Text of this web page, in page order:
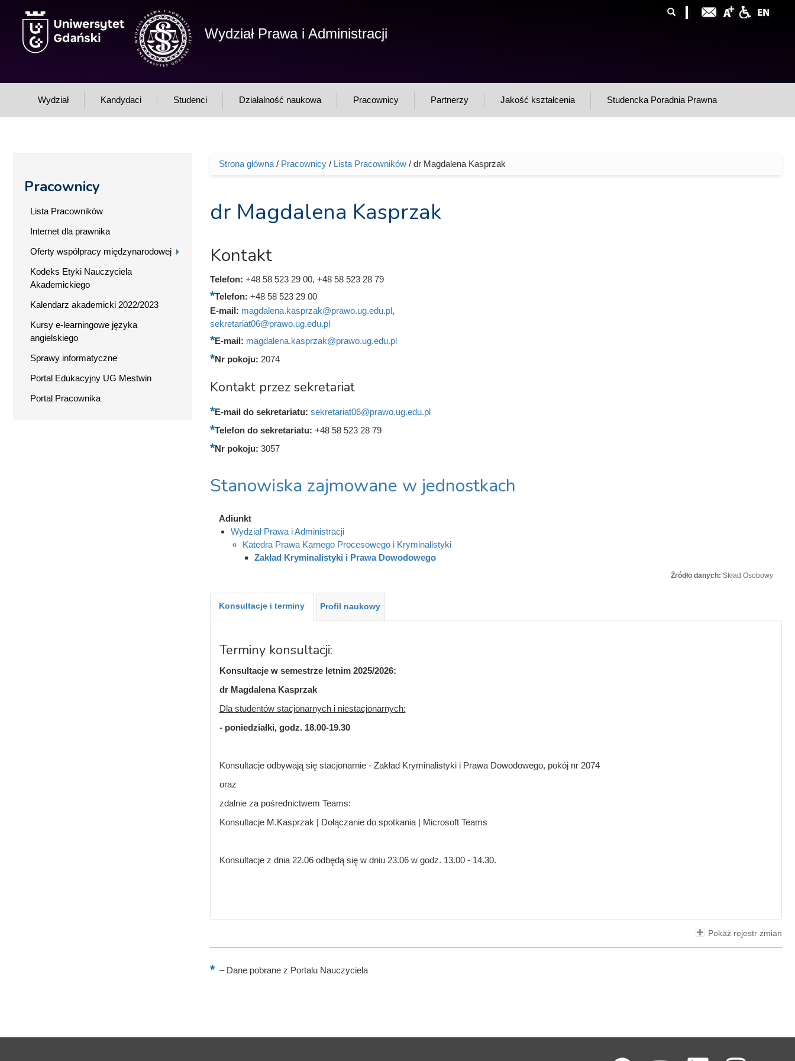
Wydział Prawa i Administracji
Wydział Kandydaci Studenci Działalność naukowa Pracownicy Partnerzy Jakość kształcenia Studencka Poradnia Prawna
Pracownicy
Lista Pracowników
Internet dla prawnika
Oferty współpracy międzynarodowej
Kodeks Etyki Nauczyciela
Akademickiego
Kalendarz akademicki 2022/2023
Kursy e-learningowe języka
angielskiego
Sprawy informatyczne
Portal Edukacyjny UG Mestwin
Portal Pracownika
Jesteś tutaj
Strona główna/ Pracownicy/ Lista Pracowników/ dr Magdalena Kasprzak
dr Magdalena Kasprzak
Kontakt
Telefon: +48 58 523 29 00, +48 58 523 28 79
Telefon: +48 58 523 29 00
E-mail: magdalena.kasprzak@prawo.ug.edu.pl,
sekretariat06@prawo.ug.edu.pl
E-mail: magdalena.kasprzak@prawo.ug.edu.pl
Nr pokoju: 2074
Kontakt przez sekretariat
E-mail do sekretariatu: sekretariat06@prawo.ug.edu.pl
Telefon do sekretariatu: +48 58 523 28 79
Nr pokoju: 3057
Stanowiska zajmowane w jednostkach
Adiunkt
Wydział Prawa i Administracji
Katedra Prawa Karnego Procesowego i Kryminalistyki
Zakład Kryminalistyki i Prawa Dowodowego
Źródło danych: Skład Osobowy
Konsultacje i terminy Profil naukowy
Terminy konsultacji:
Konsultacje w semestrze letnim 2025/2026:
dr Magdalena Kasprzak
Dla studentów stacjonarnych i niestacjonarnych:
- poniedziałki, godz. 18.00-19.30
Konsultacje odbywają się stacjonarnie - Zakład Kryminalistyki i Prawa Dowodowego, pokój nr 2074
oraz
zdalnie za pośrednictwem Teams:
Konsultacje M.Kasprzak | Dołączanie do spotkania | Microsoft Teams
Konsultacje z dnia 22.06 odbędą się w dniu 23.06 w godz. 13.00 - 14.30.
Pokaż rejestr zmian
–Dane pobrane z Portalu Nauczyciela